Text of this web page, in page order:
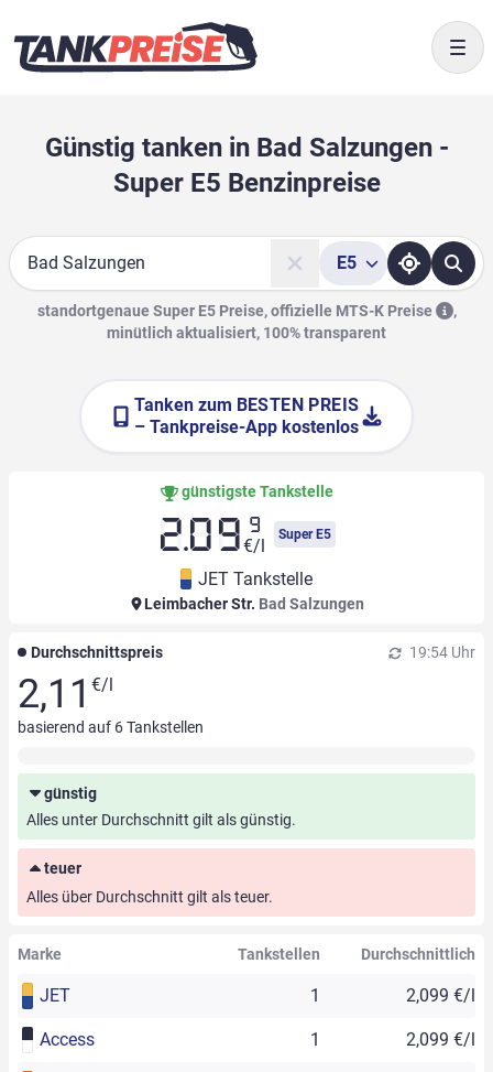
Günstig tanken in Bad Salzungen -
Super E5 Benzinpreise
Suche
E5
standortgenaue Super E5 Preise, offizielle MTS-K Preise
,
minütlich aktualisiert, 100% transparent
Tanken zum BESTEN PREIS
– Tankpreise-App kostenlos
günstigste Tankstelle
2.09 9
€/l
Super E5
JET Tankstelle
Leimbacher Str. Bad Salzungen
Durchschnittspreis 19:54 Uhr
2,11 €/l
basierend auf 6Tankstellen
günstig
Alles unter Durchschnitt gilt als günstig.
teuer
Alles über Durchschnitt gilt als teuer.
Marke Tankstellen Durchschnittlich
JET 1 2,099 €/l
Access 1 2,099 €/l